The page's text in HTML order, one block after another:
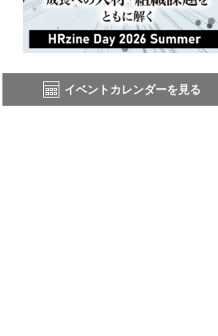
イベントカレンダーを見る